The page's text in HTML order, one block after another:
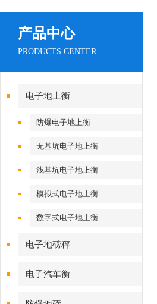
产品中心
PRODUCTS CENTER
电子地上衡
防爆电子地上衡
无基坑电子地上衡
浅基坑电子地上衡
模拟式电子地上衡
数字式电子地上衡
电子地磅秤
电子汽车衡